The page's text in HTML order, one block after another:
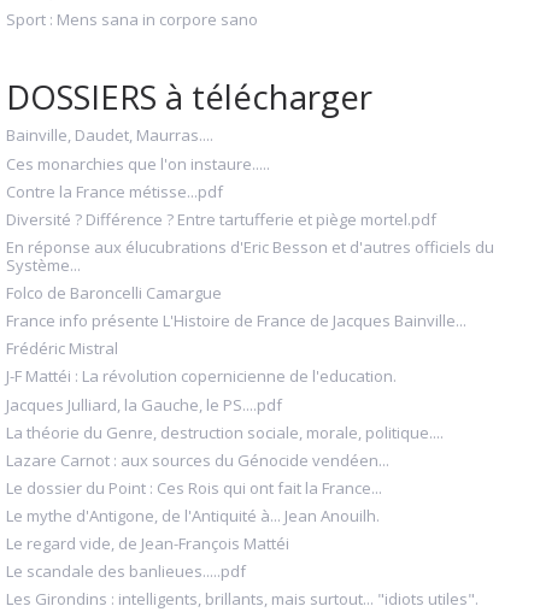
Sport : Mens sana in corpore sano
DOSSIERS à télécharger
Bainville, Daudet, Maurras....
Ces monarchies que l'on instaure.....
Contre la France métisse...pdf
Diversité ? Différence ? Entre tartufferie et piège mortel.pdf
En réponse aux élucubrations d'Eric Besson et d'autres officiels du
Système...
Folco de Baroncelli Camargue
France info présente L'Histoire de France de Jacques Bainville...
Frédéric Mistral
J-F Mattéi : La révolution copernicienne de l'education.
Jacques Julliard, la Gauche, le PS....pdf
La théorie du Genre, destruction sociale, morale, politique....
Lazare Carnot : aux sources du Génocide vendéen...
Le dossier du Point : Ces Rois qui ont fait la France...
Le mythe d'Antigone, de l'Antiquité à... Jean Anouilh.
Le regard vide, de Jean-François Mattéi
Le scandale des banlieues.....pdf
Les Girondins : intelligents, brillants, mais surtout... "idiots utiles".